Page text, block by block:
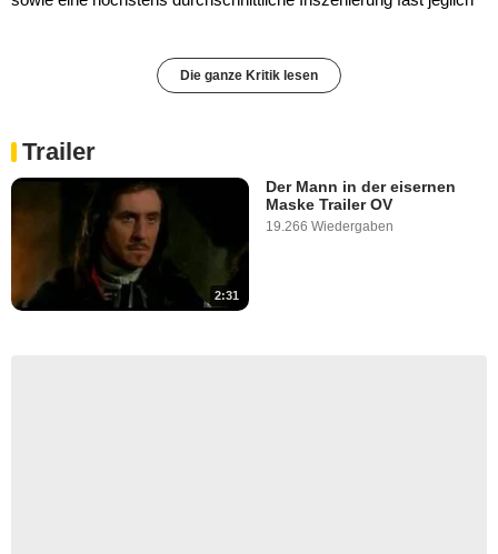
Die ganze Kritik lesen
Trailer
2:31
Der Mann in der eisernen
Maske Trailer OV
19.266 Wiedergaben